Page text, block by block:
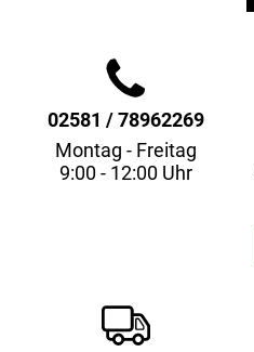
02581 / 78962269
Montag - Freitag
9:00 - 12:00 Uhr